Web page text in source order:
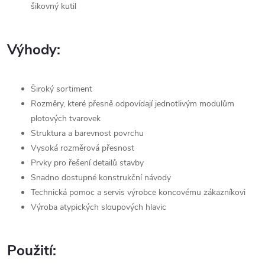
šikovný kutil
Výhody:
Široký sortiment
Rozměry, které přesně odpovídají jednotlivým modulům
plotových tvarovek
Struktura a barevnost povrchu
Vysoká rozměrová přesnost
Prvky pro řešení detailů stavby
Snadno dostupné konstrukční návody
Technická pomoc a servis výrobce koncovému zákazníkovi
Výroba atypických sloupových hlavic
Použití: